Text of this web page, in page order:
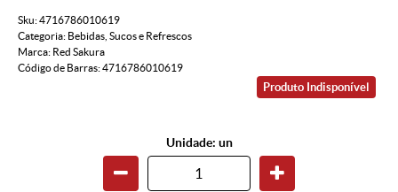
Sku:4716786010619
Categoria: Bebidas Sucos e Refrescos
Marca: Red Sakura
Código de Barras:4716786010619
Produto Indisponível
Unidade: un